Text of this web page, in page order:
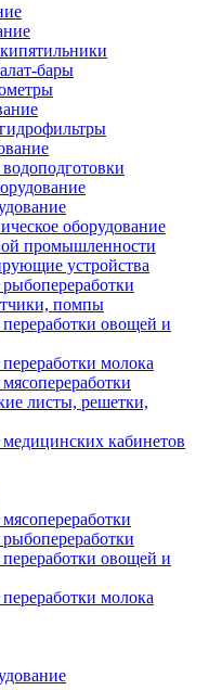
бары
оборудование
промышленности
устройства
помпы
овощей и
молока
листы, решетки,
кабинетов
овощей и
молока